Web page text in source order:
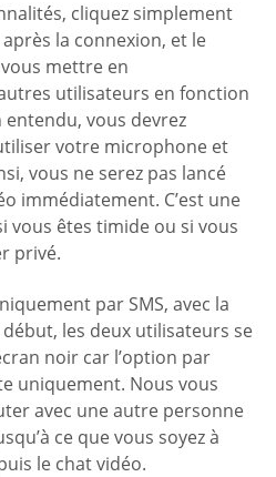
cliquez simplement
la connexion, et le
mettre en
utilisateurs en fonction
entendu, vous devrez
votre microphone et
vous ne serez pas lancé
immédiatement. C’est une
êtes timide ou si vous
privé.
par SMS, avec la
les deux utilisateurs se
noir car l’option par
uniquement. Nous vous
avec une autre personne
ce que vous soyez à
le chat vidéo.